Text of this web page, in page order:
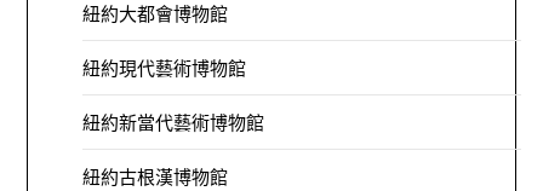
紐約大都會博物館
紐約現代藝術博物館
紐約新當代藝術博物館
紐約古根漢博物館